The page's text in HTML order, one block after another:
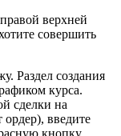
верхней
совершить
Раздел создания
курса.
сделки на
введите
кнопку